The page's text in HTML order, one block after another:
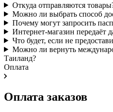
Откуда отправляются
Можно ли выбрать способ
Почему могут запросить
Интернет-магазин передаёт
Что будет, если не
Можно ли вернуть
Таиланд?
Оплата
Оплата заказов